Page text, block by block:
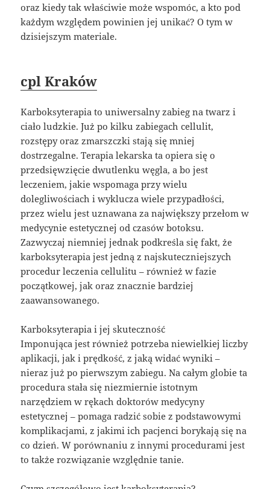
oraz kiedy tak właściwie może wspomóc, a kto pod
każdym względem powinien jej unikać? O tym w
dzisiejszym materiale.
cpl Kraków
Karboksyterapia to uniwersalny zabieg na twarz i
ciało ludzkie. Już po kilku zabiegach cellulit,
rozstępy oraz zmarszczki stają się mniej
dostrzegalne. Terapia lekarska ta opiera się o
przedsięwzięcie dwutlenku węgla, a bo jest
leczeniem, jakie wspomaga przy wielu
dolegliwościach i wyklucza wiele przypadłości,
przez wielu jest uznawana za największy przełom w
medycynie estetycznej od czasów botoksu.
Zazwyczaj niemniej jednak podkreśla się fakt, że
karboksyterapia jest jedną z najskuteczniejszych
procedur leczenia cellulitu – również w fazie
początkowej, jak oraz znacznie bardziej
zaawansowanego.
Karboksyterapia i jej skuteczność
Imponująca jest również potrzeba niewielkiej liczby
aplikacji, jak i prędkość, z jaką widać wyniki –
nieraz już po pierwszym zabiegu. Na całym globie ta
procedura stała się niezmiernie istotnym
narzędziem w rękach doktorów medycyny
estetycznej – pomaga radzić sobie z podstawowymi
komplikacjami, z jakimi ich pacjenci borykają się na
co dzień. W porównaniu z innymi procedurami jest
to także rozwiązanie względnie tanie.